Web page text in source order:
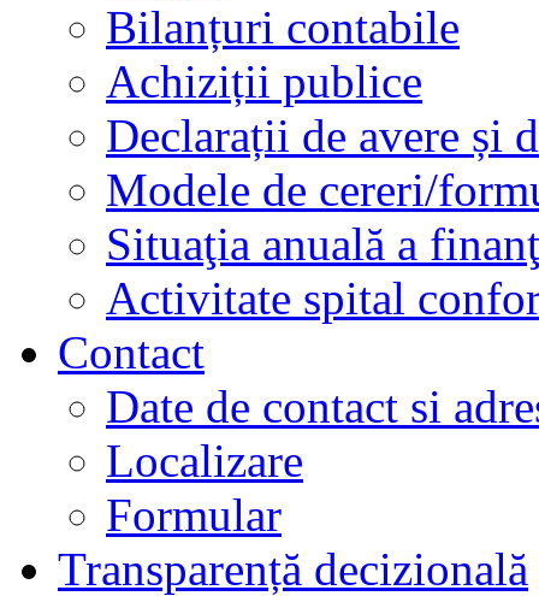
Bilanțuri contabile
Achiziții publice
Declarații de avere și
Modele de cereri/
Situaţia anuală a
Activitate spital
Contact
Date de contact si
Localizare
Formular
Transparență decizională